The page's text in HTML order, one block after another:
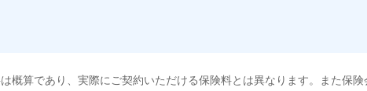
概算であり、実際にご契約いただける保険料とは異なります。また保